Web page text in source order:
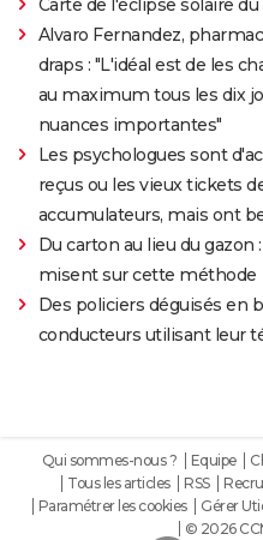
Carte de l'éclipse solaire du
Alvaro Fernandez,
draps : "L'idéal est de les
au maximum tous les dix
nuances importantes"
Les psychologues sont
reçus ou les vieux tickets
accumulateurs, mais ont
Du carton au lieu du
misent sur cette méthode
Des policiers déguisés en
conducteurs utilisant leur
Qui sommes-nous ? Equipe
Tous les articles
RSS
Paramétrer les cookies
Gérer
© 2026